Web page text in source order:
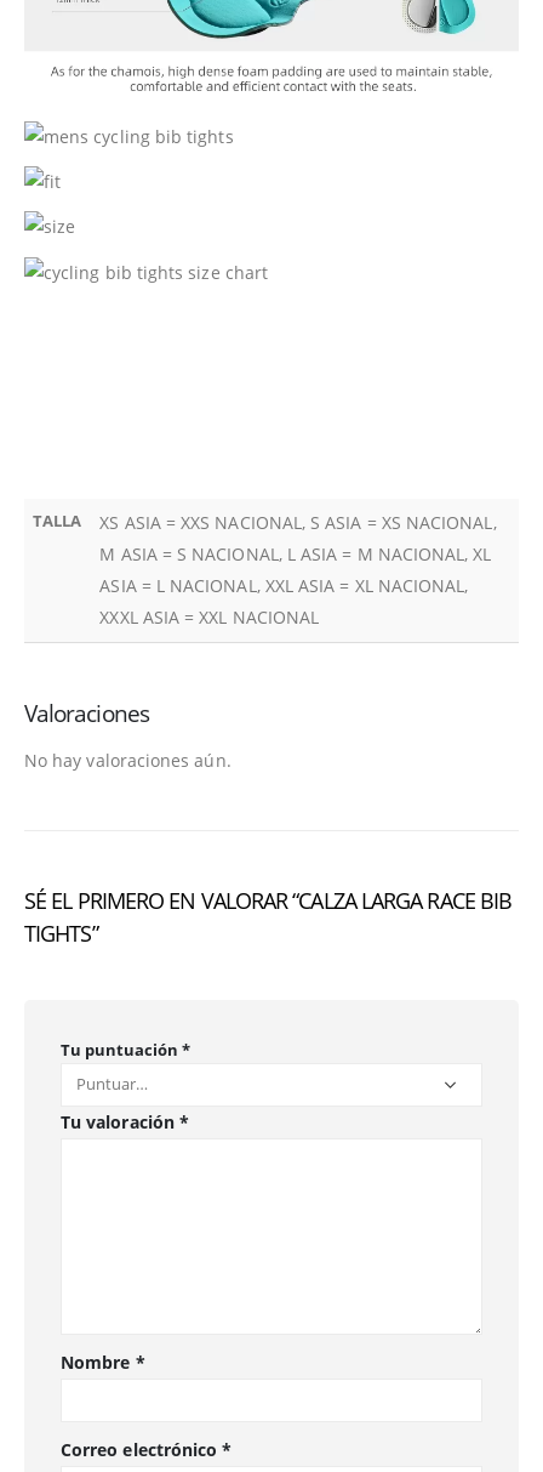
TALLA
XS ASIA = XXS NACIONAL, S ASIA = XS NACIONAL,
M ASIA = S NACIONAL, L ASIA = M NACIONAL, XL
ASIA = L NACIONAL, XXL ASIA = XL NACIONAL,
XXXL ASIA = XXL NACIONAL
Valoraciones
No hay valoraciones aún.
SÉ EL PRIMERO EN VALORAR “CALZA LARGA RACE BIB
TIGHTS”
Tu puntuación *
Tu valoración *
Nombre *
Correo electrónico*